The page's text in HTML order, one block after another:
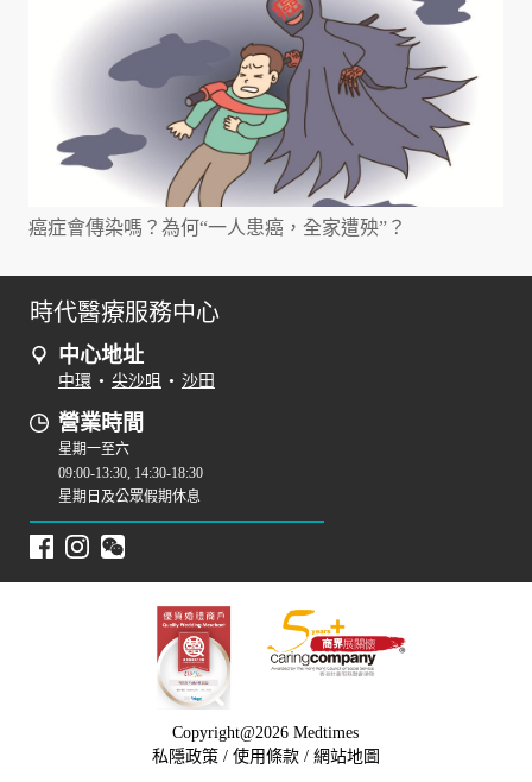
癌症會傳染嗎？為何“一人患癌，全家遭殃”？
時代醫療服務中心
中心地址
中環 • 尖沙咀 • 沙田
營業時間
星期一至六
09:00-13:30, 14:30-18:30
星期日及公眾假期休息
Copyright@2026 Medtimes
私隱政策 / 使用條款/ 網站地圖